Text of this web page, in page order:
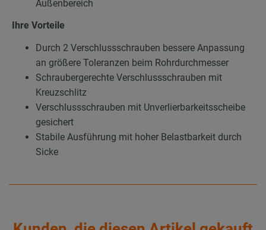
Außenbereich
Ihre Vorteile
Durch 2 Verschlussschrauben bessere Anpassung
an größere Toleranzen beim Rohrdurchmesser
Schraubergerechte Verschlussschrauben mit
Kreuzschlitz
Verschlussschrauben mit Unverlierbarkeitsscheibe
gesichert
Stabile Ausführung mit hoher Belastbarkeit durch
Sicke